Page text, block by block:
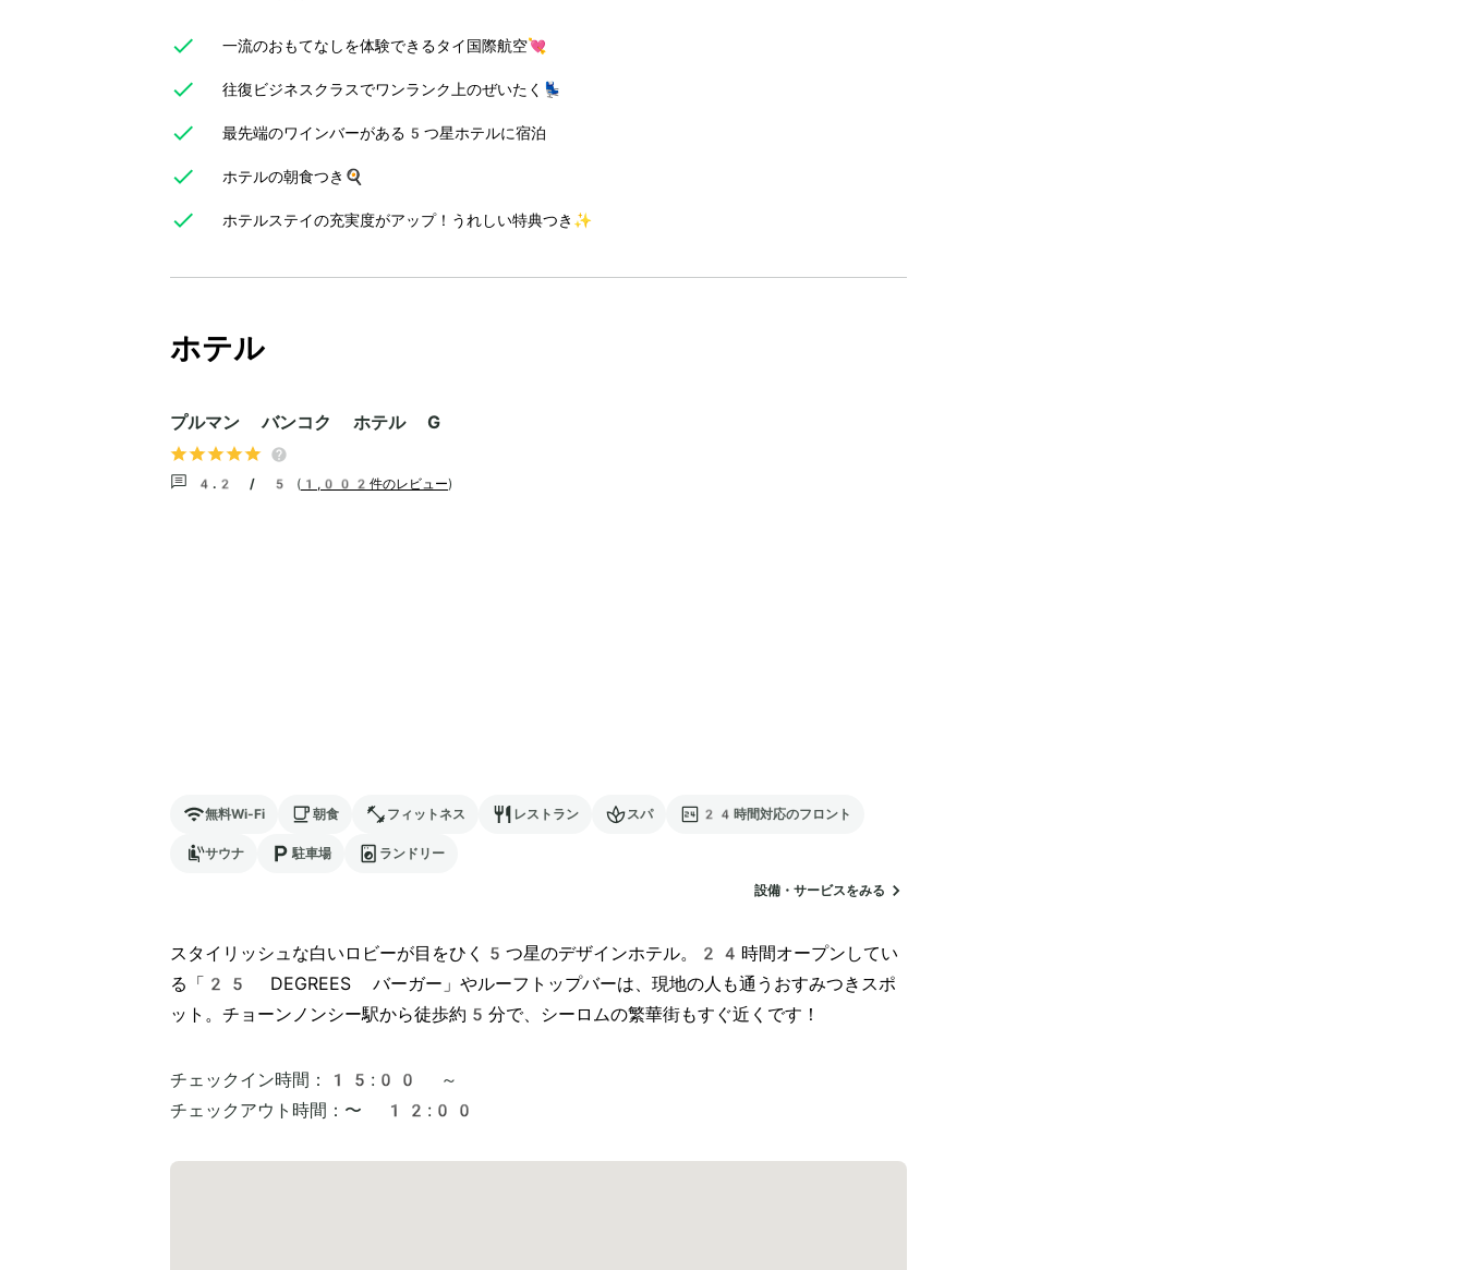
一流のおもてなしを体験できるタイ国際航空💘
往復ビジネスクラスでワンランク上のぜいたく💺
最先端のワインバーがある5つ星ホテルに宿泊
ホテルの朝食つき🍳
ホテルステイの充実度がアップ！うれしい特典つき✨
ホテル
プルマン バンコク ホテル G
4.2 / 5 ( 1,002件のレビュー)
無料Wi-Fi 朝食 フィットネス レストラン スパ 24時間対応のフロント
サウナ 駐車場 ランドリー
設備・サービスをみる
スタイリッシュな白いロビーが目をひく5つ星のデザインホテル。24時間オープンしてい
る「25 DEGREES バーガー」やルーフトップバーは、現地の人も通うおすみつきスポ
ット。チョーンノンシー駅から徒歩約5分で、シーロムの繁華街もすぐ近くです！
チェックイン時間：
15:00 ～
チェックアウト時間： 〜 12:00